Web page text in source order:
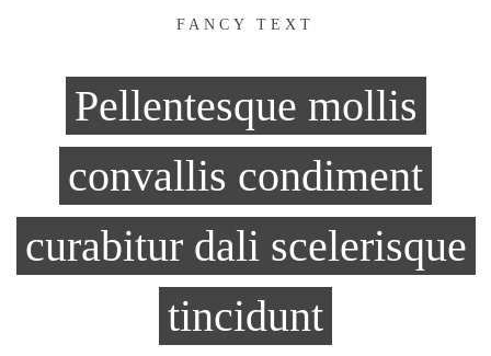
FANCY TEXT
Pellentesque mollis
convallis condiment
curabitur dali scelerisque
tincidunt